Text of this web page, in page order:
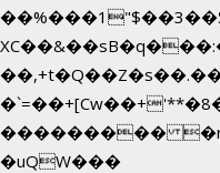
���������
�uQW���